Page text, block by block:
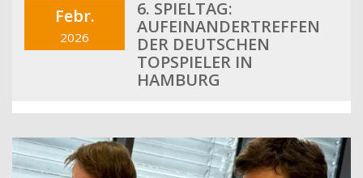
Febr.
2026
6. SPIELTAG:
AUFEINANDERTREFFEN
DER DEUTSCHEN
TOPSPIELER IN
HAMBURG